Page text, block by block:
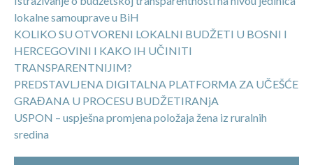
lokalne samouprave u BiH
KOLIKO SU OTVORENI LOKALNI BUDŽETI U BOSNI I
HERCEGOVINI I KAKO IH UČINITI
TRANSPARENTNIJIM?
PREDSTAVLJENA DIGITALNA PLATFORMA ZA UČEŠĆE
GRAĐANA U PROCESU BUDŽETIRANjA
USPON – uspješna promjena položaja žena iz ruralnih
sredina